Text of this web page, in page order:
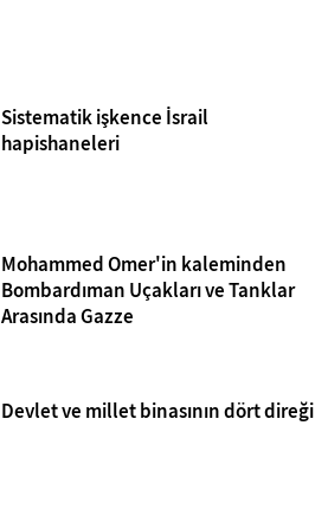
Sistematik işkence İsrail
hapishaneleri
Mohammed Omer'in kaleminden
Bombardıman Uçakları ve Tanklar
Arasında Gazze
Devlet ve millet binasının dört direği